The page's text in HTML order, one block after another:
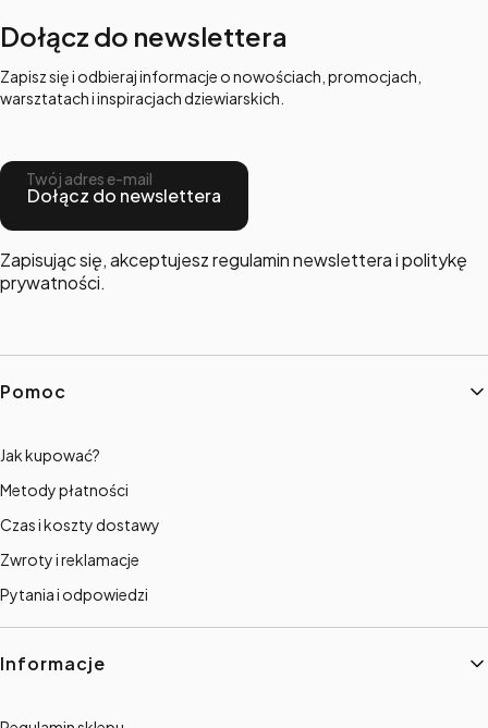
Dołącz do newslettera
Zapisz się i odbieraj informacje o nowościach, promocjach,
warsztatach i inspiracjach dziewiarskich.
Twój adres e-mail
Dołącz do newslettera
Zapisując się, akceptujesz regulamin newslettera i politykę
prywatności.
Linki w stopce
Pomoc
Jak kupować?
Metody płatności
Czas i koszty dostawy
Zwroty i reklamacje
Pytania i odpowiedzi
Informacje